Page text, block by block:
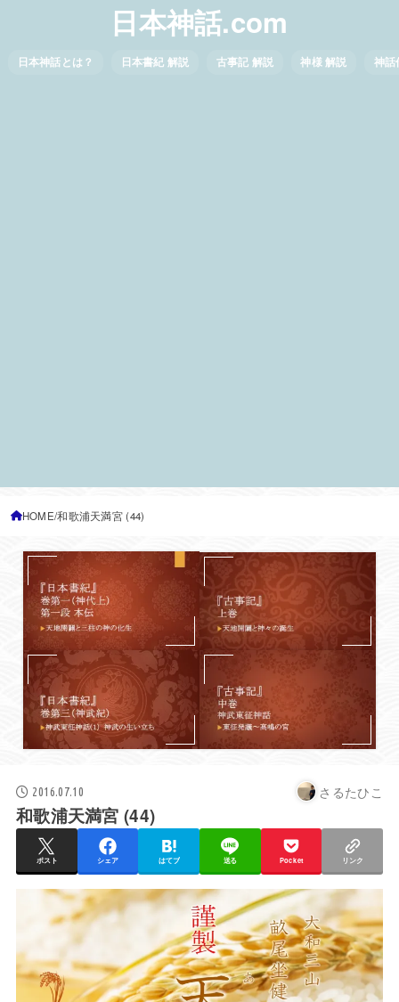
日本神話.com
日本神話とは？ 日本書紀 解説 古事記 解説 神様 解説 神話
HOME 和歌浦天満宮 (44)
2016.07.10 さるたひこ
和歌浦天満宮 (44)
ポスト シェア はてブ 送る Pocket リンク